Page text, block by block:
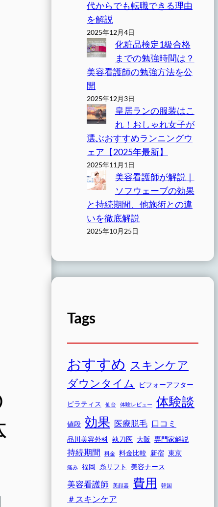
代からでも転職できる理由
を解説
2025年12月4日
化粧品検定1級合格
までの勉強時間は？
美容看護師の勉強方法を公
開
2025年12月3日
皇居ランの服装はこ
れ！おしゃれ女子が
選ぶおすすめランニングウ
ェア【2025年最新】
2025年11月1日
美容看護師が解説｜
ソフウェーブの効果
と持続期間、他施術との違
いを徹底解説
2025年10月25日
Tags
おすすめ スキンケア
ダウンタイム ビフォーアフター
ピラティス 仙台 体験レビュー 体験談
値段 効果 医療脱毛 口コミ
品川美容外科 執刀医 大阪 専門家解説
持続期間 料金 料金比較 新宿 東京
痛み 福岡 糸リフト 美容ナース
美容看護師 美顔器 費用 韓国
＃スキンケア